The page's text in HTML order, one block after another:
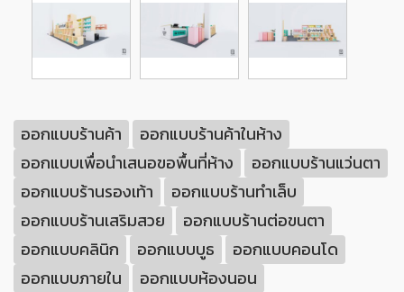
ออกแบบร้านค้า
ออกแบบร้านค้าในห้าง
ออกแบบเพื่อนำเสนอขอพื้นที่ห้าง
ออกแบบร้านแว่นตา
ออกแบบร้านรองเท้า
ออกแบบร้านทำเล็บ
ออกแบบร้านเสริมสวย
ออกแบบร้านต่อขนตา
ออกแบบคลินิก
ออกแบบบูธ
ออกแบบคอนโด
ออกแบบภายใน
ออกแบบห้องนอน